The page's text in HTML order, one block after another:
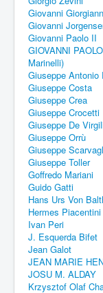
Giovanni
Giovanni
Giovanni Paolo II
GIOVANNI
Marinelli)
Giuseppe Antonio
Giuseppe Costa
Giuseppe Crea
Giuseppe Crocetti
Giuseppe De
Giuseppe Orrù
Giuseppe
Giuseppe Toller
Goffredo Mariani
Guido Gatti
Hans Urs Von
Hermes Piacentini
Ivan Peri
J. Esquerda Bifet
Jean Galot
JEAN MARIE
JOSU M. ALDAY
Krzysztof Olaf